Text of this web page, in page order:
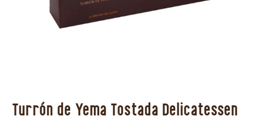
Turrón de Yema Tostada Delicatessen